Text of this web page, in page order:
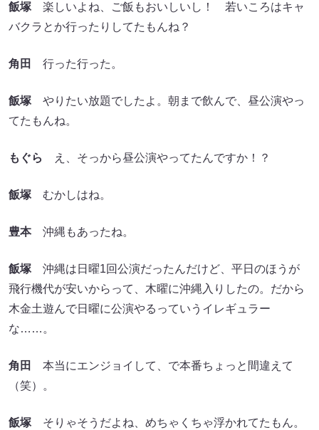
飯塚 楽しいよね、ご飯もおいしいし！ 若いころはキャ
バクラとか行ったりしてたもんね？
角田 行った行った。
飯塚 やりたい放題でしたよ。朝まで飲んで、昼公演やっ
てたもんね。
もぐら え、そっから昼公演やってたんですか！？
飯塚 むかしはね。
豊本沖縄もあったね。
飯塚 沖縄は日曜1回公演だったんだけど、平日のほうが
飛行機代が安いからって、木曜に沖縄入りしたの。だから
木金土遊んで日曜に公演やるっていうイレギュラー
な……。
角田
本当にエンジョイして、で本番ちょっと間違えて
（笑）。
飯塚 そりゃそうだよね、めちゃくちゃ浮かれてたもん。